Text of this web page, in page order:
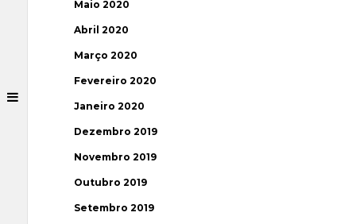
Maio 2020
Abril 2020
Março 2020
Fevereiro 2020
Janeiro 2020
Dezembro 2019
Novembro 2019
Outubro 2019
Setembro 2019